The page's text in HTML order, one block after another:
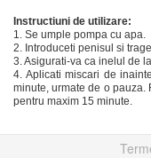
Instructiuni de utilizare:
1. Se umple pompa cu apa.
2. Introduceti penisul si
3. Asigurati-va ca inelul de
4. Aplicati miscari de
minute, urmate de o pauza.
pentru maxim 15 minute.